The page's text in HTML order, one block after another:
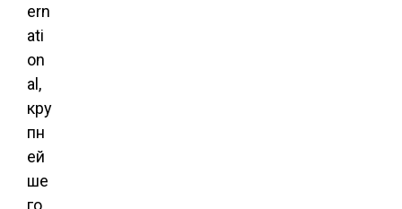
ern
ati
on
al,
кру
пн
ей
ше
го